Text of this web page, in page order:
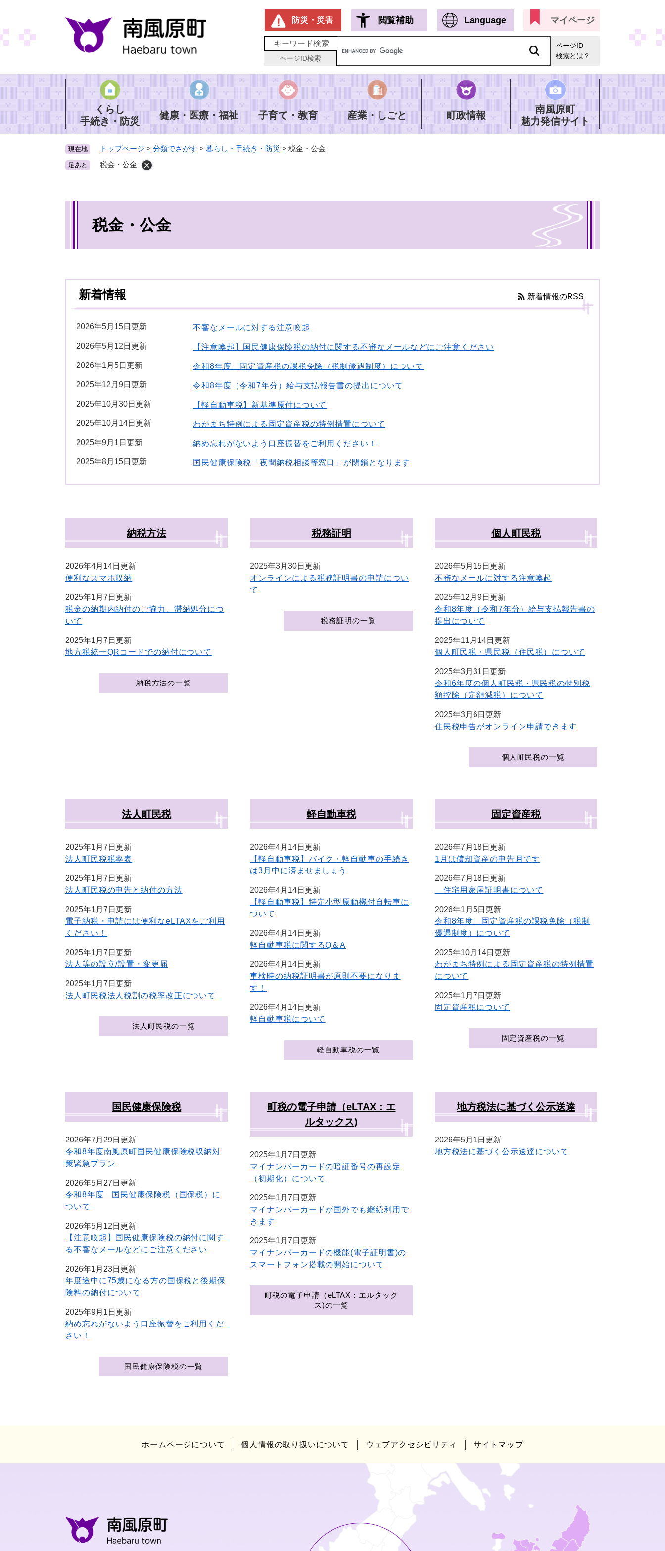
ジ
の
で
す
。
防災・災害 閲覧補助 Language マイページ
キーワード検索
ページID検索
ページID
検索とは？
くらし
手続き・防災
健康・医療・福祉 子育て・教育 産業・しごと 町政情報
南風原町
魅力発信サイト
現在地 トップページ > 分類でさがす > 暮らし・手続き・防災 > 税金・公金
足あと 税金・公金
税金・公金
新着情報
2026年5月15日更新 不審なメールに対する注意喚起
2026年5月12日更新 【注意喚起】国民健康保険税の納付に関する不審なメールなどにご注意ください
2026年1月5日更新 令和8年度 固定資産税の課税免除（税制優遇制度）について
2025年12月9日更新 令和8年度（令和7年分）給与支払報告書の提出について
2025年10月30日更新 【軽自動車税】新基準原付について
2025年10月14日更新 わがまち特例による固定資産税の特例措置について
2025年9月1日更新 納め忘れがないよう口座振替をご利用ください！
2025年8月15日更新 国民健康保険税「夜間納税相談等窓口」が閉鎖となります
新着情報のRSS
納税方法
2026年4月14日更新
便利なスマホ収納
2025年1月7日更新
税金の納期内納付のご協力、滞納処分につ
いて
2025年1月7日更新
地方税統一QRコードでの納付について
納税方法の一覧
税務証明
2025年3月30日更新
オンラインによる税務証明書の申請につい
て
税務証明の一覧
個人町民税
2026年5月15日更新
不審なメールに対する注意喚起
2025年12月9日更新
令和8年度（令和7年分）給与支払報告書の
提出について
2025年11月14日更新
個人町民税・県民税（住民税）について
2025年3月31日更新
令和6年度の個人町民税・県民税の特別税
額控除（定額減税）について
2025年3月6日更新
住民税申告がオンライン申請できます
個人町民税の一覧
法人町民税
2025年1月7日更新
法人町民税税率表
2025年1月7日更新
法人町民税の申告と納付の方法
2025年1月7日更新
電子納税・申請には便利なeLTAXをご利用
ください！
2025年1月7日更新
法人等の設立/設置・変更届
2025年1月7日更新
法人町民税法人税割の税率改正について
法人町民税の一覧
軽自動車税
2026年4月14日更新
【軽自動車税】バイク・軽自動車の手続き
は3月中に済ませましょう
2026年4月14日更新
【軽自動車税】特定小型原動機付自転車に
ついて
2026年4月14日更新
軽自動車税に関するQ＆A
2026年4月14日更新
車検時の納税証明書が原則不要になりま
す！
2026年4月14日更新
軽自動車税について
軽自動車税の一覧
固定資産税
2026年7月18日更新
1月は償却資産の申告月です
2026年7月18日更新
住宅用家屋証明書について
2026年1月5日更新
令和8年度 固定資産税の課税免除（税制
優遇制度）について
2025年10月14日更新
わがまち特例による固定資産税の特例措置
について
2025年1月7日更新
固定資産税について
固定資産税の一覧
国民健康保険税
2026年7月29日更新
令和8年度南風原町国民健康保険税収納対
策緊急プラン
2026年5月27日更新
令和8年度 国民健康保険税（国保税）に
ついて
2026年5月12日更新
【注意喚起】国民健康保険税の納付に関す
る不審なメールなどにご注意ください
2026年1月23日更新
年度途中に75歳になる方の国保税と後期保
険料の納付について
2025年9月1日更新
納め忘れがないよう口座振替をご利用くだ
さい！
国民健康保険税の一覧
町税の電子申請（eLTAX：エ
ルタックス)
2025年1月7日更新
マイナンバーカードの暗証番号の再設定
（初期化）について
2025年1月7日更新
マイナンバーカードが国外でも継続利用で
きます
2025年1月7日更新
マイナンバーカードの機能(電子証明書)の
スマートフォン搭載の開始について
町税の電子申請（eLTAX：エルタック
ス)の一覧
地方税法に基づく公示送達
2026年5月1日更新
地方税法に基づく公示送達について
ホームページについて 個人情報の取り扱いについて ウェブアクセシビリティ サイトマップ